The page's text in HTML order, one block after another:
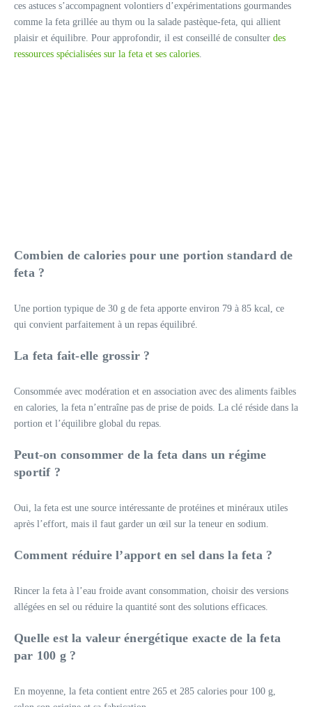
ces astuces s’accompagnent volontiers d’expérimentations gourmandes
comme la feta grillée au thym ou la salade pastèque-feta, qui allient
plaisir et équilibre. Pour approfondir, il est conseillé de consulter des
ressources spécialisées sur la feta et ses calories.
Combien de calories pour une portion standard de
feta ?
Une portion typique de 30 g de feta apporte environ 79 à 85 kcal, ce
qui convient parfaitement à un repas équilibré.
La feta fait-elle grossir ?
Consommée avec modération et en association avec des aliments faibles
en calories, la feta n’entraîne pas de prise de poids. La clé réside dans la
portion et l’équilibre global du repas.
Peut-on consommer de la feta dans un régime
sportif ?
Oui, la feta est une source intéressante de protéines et minéraux utiles
après l’effort, mais il faut garder un œil sur la teneur en sodium.
Comment réduire l’apport en sel dans la feta ?
Rincer la feta à l’eau froide avant consommation, choisir des versions
allégées en sel ou réduire la quantité sont des solutions efficaces.
Quelle est la valeur énergétique exacte de la feta
par 100 g ?
En moyenne, la feta contient entre 265 et 285 calories pour 100 g,